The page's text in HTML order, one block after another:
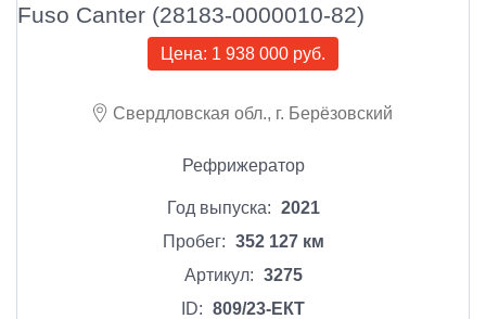
Fuso Canter (28183-0000010-82)
Цена: 1 938 000 руб.
Свердловская обл., г. Берёзовский
Рефрижератор
Год выпуска: 2021
Пробег: 352 127 км
Артикул: 3275
ID: 809/23-ЕКТ